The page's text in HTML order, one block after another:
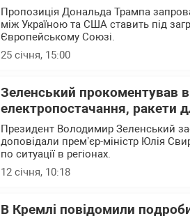
Пропозиція Дональда Трампа
між Україною та США ставить під
Європейському Союзі.
25 січня, 15:00
Зеленський прокоментував
електропостачання, ракети
Президент Володимир Зеленський
доповідали премʼєр-міністр Юлія
по ситуації в регіонах.
12 січня, 10:18
В Кремлі повідомили